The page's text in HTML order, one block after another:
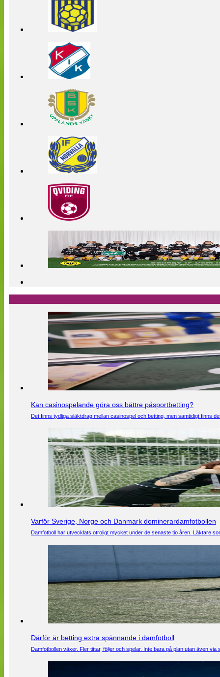
Kan casinospelande göra oss bättre påsportbetting?
Det finns tydliga släktdrag mellan casinospel och betting, men samtidigt finns
Varför Sverige, Norge och Danmark dominerardamfotbollen
Damfotboll har utvecklats otroligt mycket under de senaste tio åren. Läktare
Därför är betting extra spännande i damfotboll
Damfotbollen växer. Fler tittar, följer och spelar. Inte bara på plan utan även